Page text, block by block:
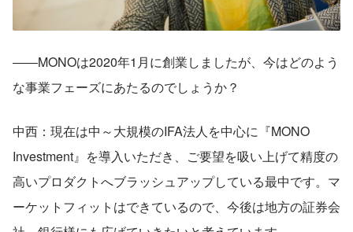
――MONOは2020年1月に創業しましたが、今はどのよう
な事業フェーズにあたるのでしょうか？
中西：現在は中～大規模のIFA法人を中心に『MONO
Investment』を導入いただき、ご要望を吸い上げて精度の
高いプロダクトへブラッシュアップしている最中です。マ
ーケットフィットはできているので、今後は地方の証券会